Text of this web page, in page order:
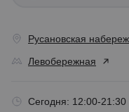
Русановская
Левобережная
Сегодня: 12:00-21:30